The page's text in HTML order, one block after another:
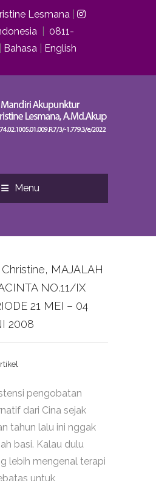
Lesmana
| 0811-
Bahasa| English
Menu
Christine, MAJALAH
NO.11/IX
21 MEI – 04
2008
pengobatan
dari Cina sejak
tahun lalu ini nggak
basi. Kalau dulu
lebih mengenal terapi
untuk